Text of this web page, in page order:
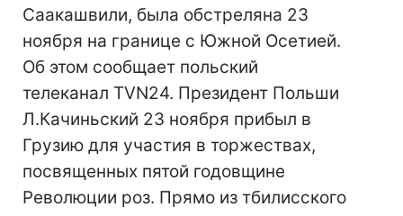
Саакашвили, была обстреляна 23
ноября на границе с Южной Осетией.
Об этом сообщает польский
телеканал TVN24. Президент Польши
Л.Качиньский 23 ноября прибыл в
Грузию для участия в торжествах,
посвященных пятой годовщине
Революции роз. Прямо из тбилисского